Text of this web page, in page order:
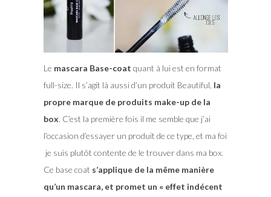
Le mascara Base-coat quant à lui est en format
full-size. Il s’agit là aussi d’un produit Beautiful, la
propre marque de produits make-up de la
box. C’est la première fois il me semble que j’ai
l’occasion d’essayer un produit de ce type, et ma foi
je suis plutôt contente de le trouver dans ma box.
Ce base coat s’applique de la même manière
qu’un mascara, et promet un « effet indécent